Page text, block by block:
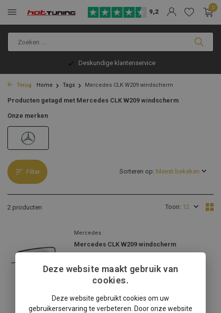
9,2
0
Deskundige klantenservice
Terug Home Tags Mercedes CLK W209 windscherm
Producten getagd met Mercedes CLK W209 windscherm
Onze merken
Filter
2 producten Toon:
Sorteren op:
Mercedes
Mercedes CLK W209 windscherm
€139,00
Deze website maakt gebruik van
cookies.
Deze website gebruikt cookies om uw
gebruikerservaring te verbeteren. Door onze website